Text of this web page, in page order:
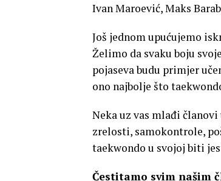
Ivan Maroević, Maks
Još jednom upućujemo
Želimo da svaku boju
pojaseva budu primjer
ono najbolje što
Neka uz vas mlađi
zrelosti, samokontrole,
taekwondo u svojoj biti
Čestitamo svim našim